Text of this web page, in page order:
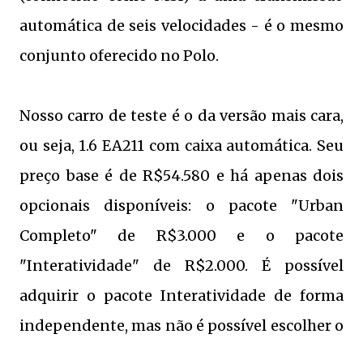
automática de seis velocidades - é o mesmo
conjunto oferecido no Polo.
Nosso carro de teste é o da versão mais cara,
ou seja, 1.6 EA211 com caixa automática. Seu
preço base é de R$54.580 e há apenas dois
opcionais disponíveis: o pacote "Urban
Completo" de R$3.000 e o pacote
"Interatividade" de R$2.000. É possível
adquirir o pacote Interatividade de forma
independente, mas não é possível escolher o